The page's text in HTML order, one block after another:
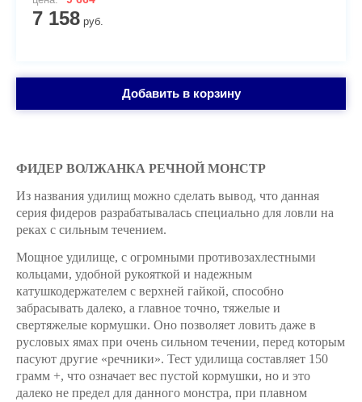
7 158 руб.
Добавить в корзину
ФИДЕР ВОЛЖАНКА РЕЧНОЙ МОНСТР
Из названия удилищ можно сделать вывод, что данная
серия фидеров разрабатывалась специально для ловли на
реках с сильным течением.
Мощное удилище, с огромными противозахлестными
кольцами, удобной рукояткой и надежным
катушкодержателем с верхней гайкой, способно
забрасывать далеко, а главное точно, тяжелые и
свертяжелые кормушки. Оно позволяет ловить даже в
русловых ямах при очень сильном течении, перед которым
пасуют другие «речники». Тест удилища составляет 150
грамм +, что означает вес пустой кормушки, но и это
далеко не предел для данного монстра, при плавном